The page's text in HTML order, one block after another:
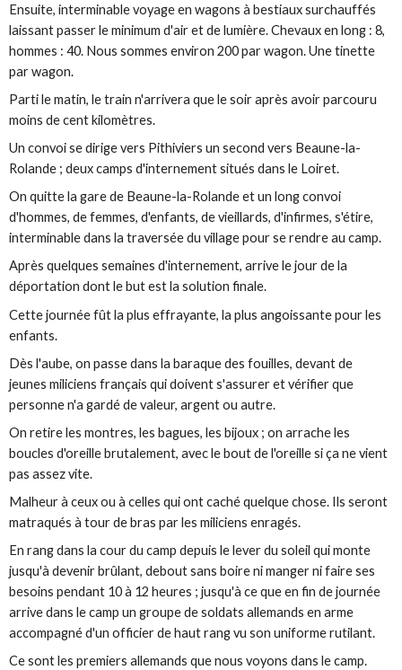
Ensuite, interminable voyage en wagons à bestiaux surchauffés
laissant passer le minimum d'air et de lumière. Chevaux en long : 8,
hommes : 40. Nous sommes environ 200 par wagon. Une tinette
par wagon.
Parti le matin, le train n'arrivera que le soir après avoir parcouru
moins de cent kilomètres.
Un convoi se dirige vers Pithiviers un second vers Beaune-la-
Rolande ; deux camps d'internement situés dans le Loiret.
On quitte la gare de Beaune-la-Rolande et un long convoi
d'hommes, de femmes, d'enfants, de vieillards, d'infirmes, s'étire,
interminable dans la traversée du village pour se rendre au camp.
Après quelques semaines d'internement, arrive le jour de la
déportation dont le but est la solution finale.
Cette journée fût la plus effrayante, la plus angoissante pour les
enfants.
Dès l'aube, on passe dans la baraque des fouilles, devant de
jeunes miliciens français qui doivent s'assurer et vérifier que
personne n'a gardé de valeur, argent ou autre.
On retire les montres, les bagues, les bijoux ; on arrache les
boucles d'oreille brutalement, avec le bout de l'oreille si ça ne vient
pas assez vite.
Malheur à ceux ou à celles qui ont caché quelque chose. Ils seront
matraqués à tour de bras par les miliciens enragés.
En rang dans la cour du camp depuis le lever du soleil qui monte
jusqu'à devenir brûlant, debout sans boire ni manger ni faire ses
besoins pendant 10 à 12 heures ; jusqu'à ce que en fin de journée
arrive dans le camp un groupe de soldats allemands en arme
accompagné d'un officier de haut rang vu son uniforme rutilant.
Ce sont les premiers allemands que nous voyons dans le camp.